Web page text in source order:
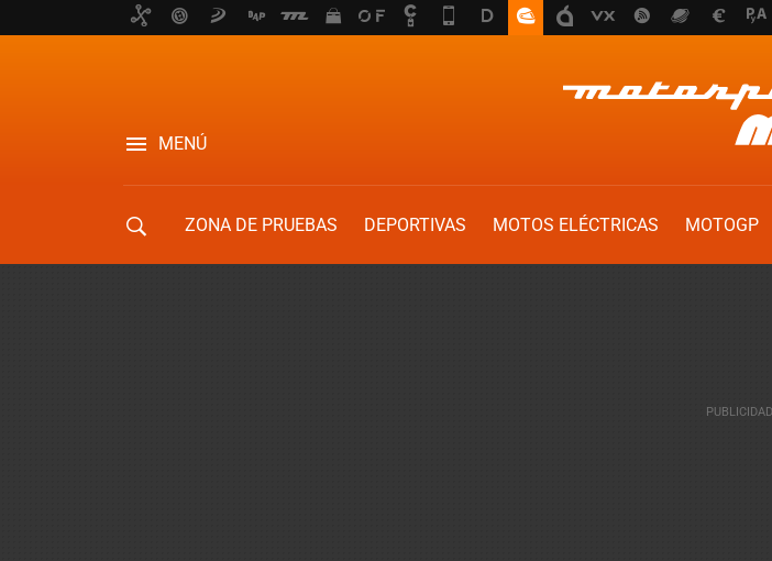
MENÚ
ZONA DE PRUEBAS DEPORTIVAS MOTOS ELÉCTRICAS MOTOGP